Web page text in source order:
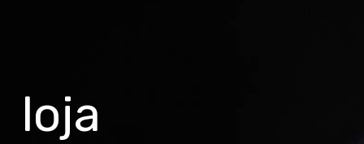
loja